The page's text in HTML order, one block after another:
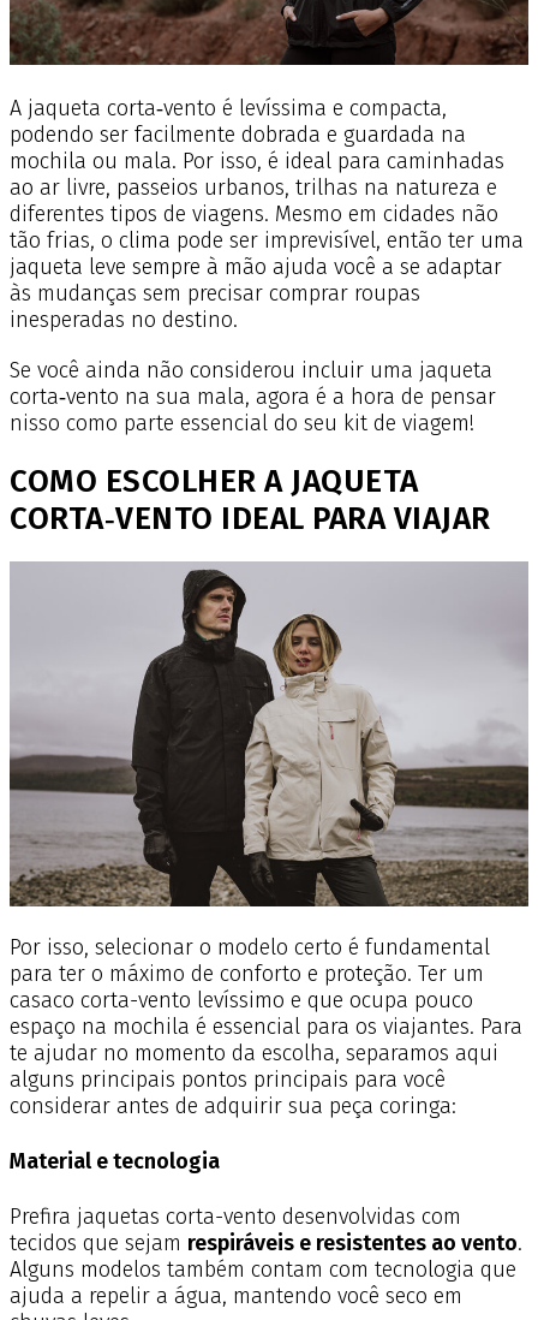
A jaqueta corta‑vento é levíssima e compacta,
podendo ser facilmente dobrada e guardada na
mochila ou mala. Por isso, é ideal para caminhadas
ao ar livre, passeios urbanos, trilhas na natureza e
diferentes tipos de viagens. Mesmo em cidades não
tão frias, o clima pode ser imprevisível, então ter uma
jaqueta leve sempre à mão ajuda você a se adaptar
às mudanças sem precisar comprar roupas
inesperadas no destino.
Se você ainda não considerou incluir uma jaqueta
corta‑vento na sua mala, agora é a hora de pensar
nisso como parte essencial do seu kit de viagem!
COMO ESCOLHER A JAQUETA
CORTA‑VENTO IDEAL PARA VIAJAR
Por isso, selecionar o modelo certo é fundamental
para ter o máximo de conforto e proteção. Ter um
casaco corta-vento levíssimo e que ocupa pouco
espaço na mochila é essencial para os viajantes. Para
te ajudar no momento da escolha, separamos aqui
alguns principais pontos principais para você
considerar antes de adquirir sua peça coringa:
Material e tecnologia
Prefira jaquetas corta-vento desenvolvidas com
tecidos que sejam respiráveis e resistentes ao vento.
Alguns modelos também contam com tecnologia que
ajuda a repelir a água, mantendo você seco em